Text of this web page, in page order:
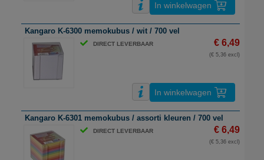
In winkelwagen
Kangaro K-6300 memokubus / wit / 700 vel
DIRECT LEVERBAAR € 6,49
(€ 5,36 excl)
In winkelwagen
Kangaro K-6301 memokubus / assorti kleuren / 700 vel
DIRECT LEVERBAAR € 6,49
(€ 5,36 excl)